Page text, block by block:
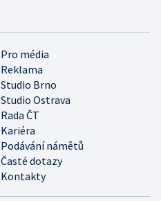
Pro média
Reklama
Studio Brno
Studio Ostrava
Rada ČT
Kariéra
Podávání námětů
Časté dotazy
Kontakty